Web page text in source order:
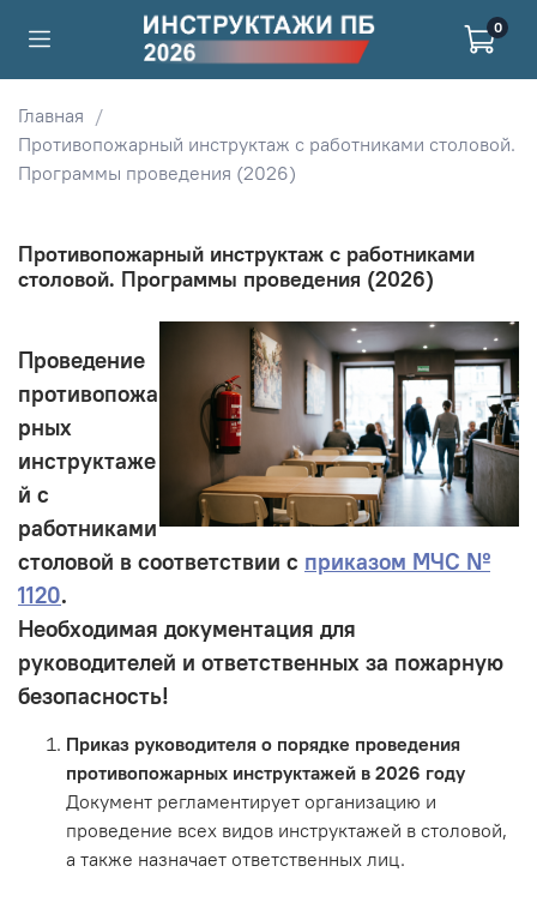
0
Главная
Противопожарный инструктаж с работниками столовой.
Программы проведения (2026)
Противопожарный инструктаж с работниками
столовой. Программы проведения (2026)
Проведение
противопожа
рных
инструктаже
й с
работниками
столовой в соответствии с приказом МЧС №
1120.
Необходимая документация для
руководителей и ответственных за пожарную
безопасность!
Приказ руководителя о порядке проведения
противопожарных инструктажей в 2026 году
Документ регламентирует организацию и
проведение всех видов инструктажей в столовой,
а также назначает ответственных лиц.